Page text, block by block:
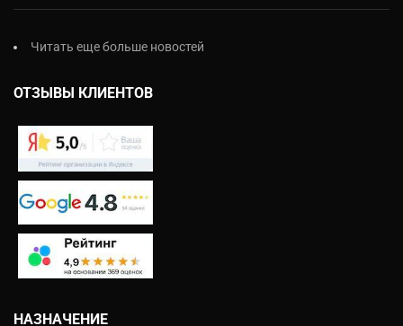
Читать еще больше новостей
ОТЗЫВЫ КЛИЕНТОВ
НАЗНАЧЕНИЕ